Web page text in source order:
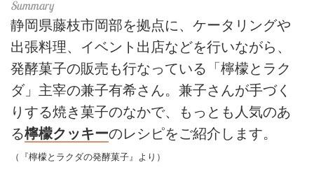
静岡県藤枝市岡部を拠点に、ケータリングや
出張料理、イベント出店などを行いながら、
発酵菓子の販売も行なっている「檸檬とラク
ダ」主宰の兼子有希さん。兼子さんが手づく
りする焼き菓子のなかで、もっとも人気のあ
る檸檬クッキーのレシピをご紹介します。
（『檸檬とラクダの発酵菓子』より）